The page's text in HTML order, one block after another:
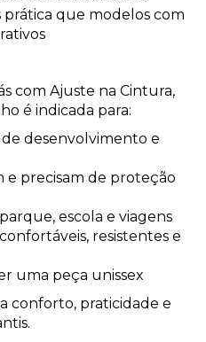
prática que modelos com
com Ajuste na Cintura,
é indicada para:
de desenvolvimento e
e precisam de proteção
escola e viagens
resistentes e
uma peça unissex
conforto, praticidade e